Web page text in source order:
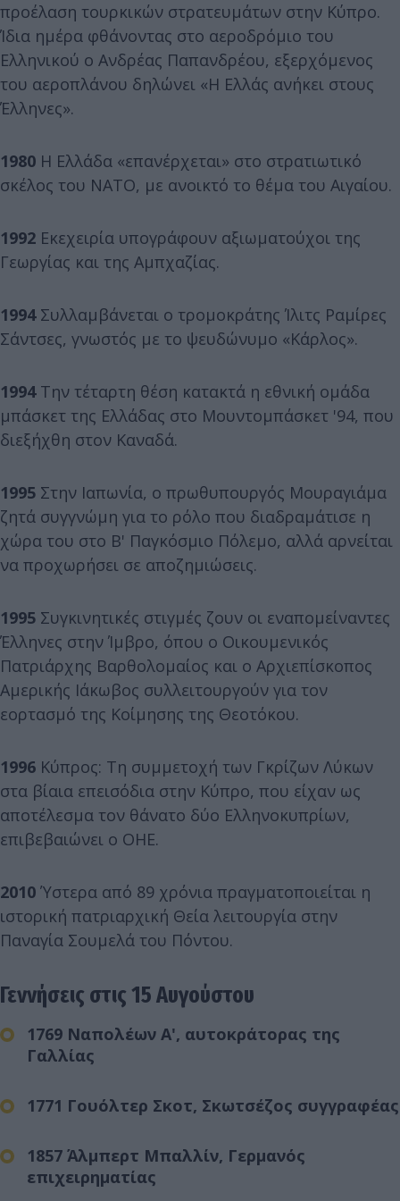
προέλαση τουρκικών στρατευμάτων στην Κύπρο.
Ίδια ημέρα φθάνοντας στο αεροδρόμιο του
Ελληνικού ο Ανδρέας Παπανδρέου, εξερχόμενος
του αεροπλάνου δηλώνει «Η Ελλάς ανήκει στους
Έλληνες».
1980 Η Ελλάδα «επανέρχεται» στο στρατιωτικό
σκέλος του ΝΑΤΟ, με ανοικτό το θέμα του Αιγαίου.
1992 Εκεχειρία υπογράφουν αξιωματούχοι της
Γεωργίας και της Αμπχαζίας.
1994 Συλλαμβάνεται ο τρομοκράτης Ίλιτς Ραμίρες
Σάντσες, γνωστός με το ψευδώνυμο «Κάρλος».
1994 Την τέταρτη θέση κατακτά η εθνική ομάδα
μπάσκετ της Ελλάδας στο Μουντομπάσκετ '94, που
διεξήχθη στον Καναδά.
1995 Στην Ιαπωνία, ο πρωθυπουργός Μουραγιάμα
ζητά συγγνώμη για το ρόλο που διαδραμάτισε η
χώρα του στο Β' Παγκόσμιο Πόλεμο, αλλά αρνείται
να προχωρήσει σε αποζημιώσεις.
1995 Συγκινητικές στιγμές ζουν οι εναπομείναντες
Έλληνες στην Ίμβρο, όπου ο Οικουμενικός
Πατριάρχης Βαρθολομαίος και ο Αρχιεπίσκοπος
Αμερικής Ιάκωβος συλλειτουργούν για τον
εορτασμό της Κοίμησης της Θεοτόκου.
1996 Κύπρος: Τη συμμετοχή των Γκρίζων Λύκων
στα βίαια επεισόδια στην Κύπρο, που είχαν ως
αποτέλεσμα τον θάνατο δύο Ελληνοκυπρίων,
επιβεβαιώνει ο ΟΗΕ.
2010 Ύστερα από 89 χρόνια πραγματοποιείται η
ιστορική πατριαρχική Θεία λειτουργία στην
Παναγία Σουμελά του Πόντου.
Γεννήσεις στις 15 Αυγούστου
1769 Ναπολέων Α', αυτοκράτορας της
Γαλλίας
1771 Γουόλτερ Σκοτ, Σκωτσέζος συγγραφέας
1857 Άλμπερτ Μπαλλίν, Γερμανός
επιχειρηματίας